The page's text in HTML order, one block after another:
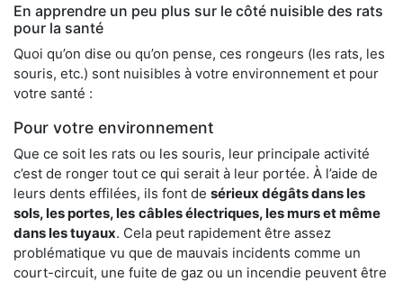
En apprendre un peu plus sur le côté nuisible des rats
pour la santé
Quoi qu’on dise ou qu’on pense, ces rongeurs (les rats, les
souris, etc.) sont nuisibles à votre environnement et pour
votre santé :
Pour votre environnement
Que ce soit les rats ou les souris, leur principale activité
c’est de ronger tout ce qui serait à leur portée. À l’aide de
leurs dents effilées, ils font de sérieux dégâts dans les
sols, les portes, les câbles électriques, les murs et même
dans les tuyaux. Cela peut rapidement être assez
problématique vu que de mauvais incidents comme un
court-circuit, une fuite de gaz ou un incendie peuvent être